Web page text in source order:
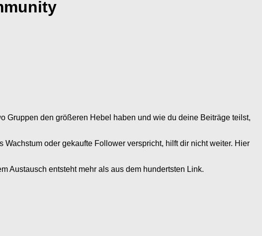
Gruppen den größeren Hebel haben und wie du deine Beiträge teilst,
oder gekaufte Follower verspricht, hilft dir nicht weiter. Hier
Austausch entsteht mehr als aus dem hundertsten Link.